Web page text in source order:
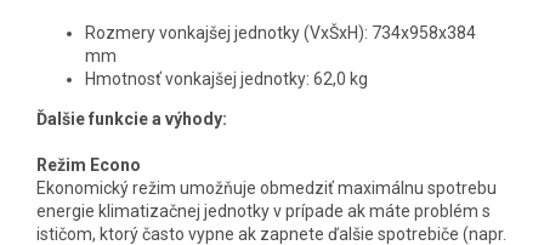
Rozmery vonkajšej jednotky (VxŠxH): 734x958x384
mm
Hmotnosť vonkajšej jednotky: 62,0 kg
Ďalšie funkcie a výhody:
Režim Econo
Ekonomický režim umožňuje obmedziť maximálnu spotrebu
energie klimatizačnej jednotky v prípade ak máte problém s
ističom, ktorý často vypne ak zapnete ďalšie spotrebiče (napr.